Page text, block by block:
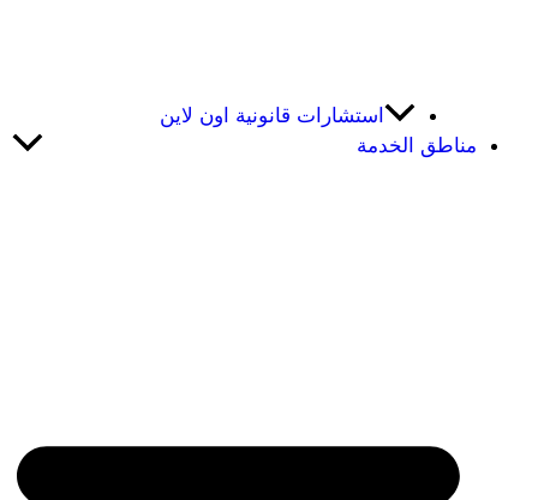
استشارات قانونية اون لاين
مناطق الخدمة